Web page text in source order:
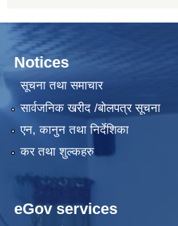
Notices
सूचना तथा समाचार
सार्वजनिक खरीद /बोलपत्र सूचना
एन, कानुन तथा निर्देशिका
कर तथा शुल्कहरु
eGov services